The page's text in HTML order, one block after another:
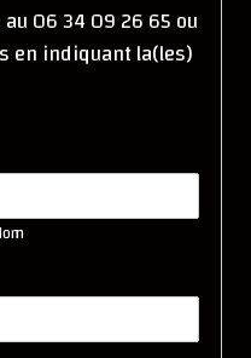
06 34 09 26 65 ou
en indiquant la(les)